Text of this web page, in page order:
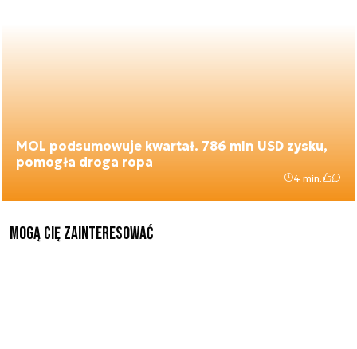
MOL podsumowuje kwartał. 786 mln USD zysku,
pomogła droga ropa
4 min.
Mogą Cię zainteresować